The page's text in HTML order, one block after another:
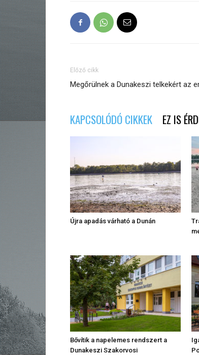
Előző cikk
Megőrülnek a Dunakeszi telkekért az
KAPCSOLÓDÓ CIKKEK EZ IS
Újra apadás várható a Dunán
Bővítik a napelemes rendszert a
Dunakeszi Szakorvosi